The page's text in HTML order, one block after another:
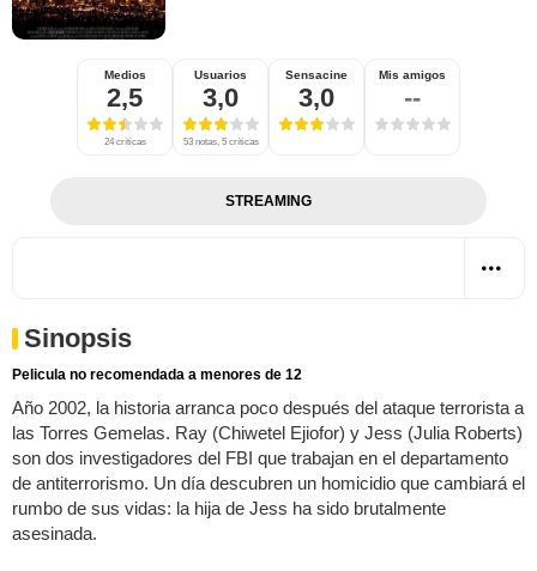
Medios
2,5
24 críticas
Usuarios
3,0
53 notas, 5 críticas
Sensacine
3,0
Mis amigos
--
STREAMING
Sinopsis
Pelicula no recomendada a menores de 12
Año 2002, la historia arranca poco después del ataque terrorista a
las Torres Gemelas. Ray (Chiwetel Ejiofor) y Jess (Julia Roberts)
son dos investigadores del FBI que trabajan en el departamento
de antiterrorismo. Un día descubren un homicidio que cambiará el
rumbo de sus vidas: la hija de Jess ha sido brutalmente
asesinada.